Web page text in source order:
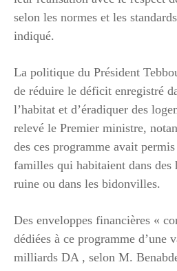
selon les normes et les
indiqué.
La politique du Président
de réduire le déficit enregistré
l’habitat et d’éradiquer des
relevé le Premier ministre,
des ces programme avait
familles qui habitaient dans des
ruine ou dans les bidonvilles.
Des enveloppes financières «
dédiées à ce programme d’une
milliards DA , selon M.